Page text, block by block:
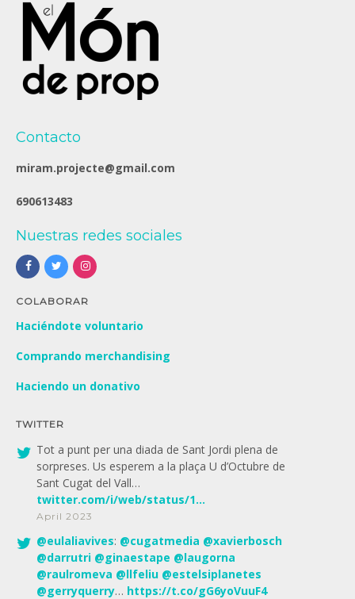
Contacto
miram.projecte@gmail.com
690613483
Nuestras redes sociales
COLABORAR
Haciéndote voluntario
Comprando merchandising
Haciendo un donativo
TWITTER
Tot a punt per una diada de Sant Jordi plena de
sorpreses. Us esperem a la plaça U d’Octubre de
Sant Cugat del Vall…
twitter.com/i/web/status/1…
April 2023
@eulaliavives: @cugatmedia @xavierbosch
@darrutri @ginaestape @laugorna
@raulromeva @llfeliu @estelsiplanetes
@gerryquerry… https://t.co/gG6yoVuuF4